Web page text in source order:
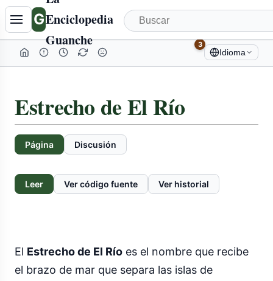
GEnciclopedia
Guanche
3
Idioma
Estrecho de El Río
Página Discusión
Leer Ver código fuente Ver historial
El Estrecho de El Río es el nombre que recibe
el brazo de mar que separa las islas de